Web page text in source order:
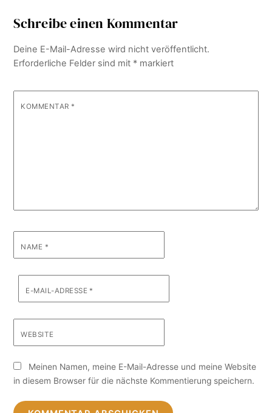
Schreibe einen Kommentar
Deine E-Mail-Adresse wird nicht veröffentlicht.
Erforderliche Felder sind mit * markiert
KOMMENTAR *
NAME *
E-MAIL-ADRESSE *
WEBSITE
Meinen Namen, meine E-Mail-Adresse und meine Website
in diesem Browser für die nächste Kommentierung speichern.